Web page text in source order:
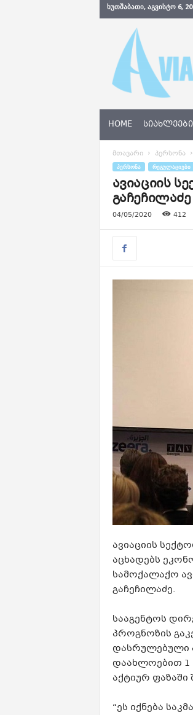
ᲮᲣᲗᲨᲐᲑᲐᲗᲘ, ᲐᲒᲕᲘᲡᲢᲝ 6,
N
w
s
e
HOME ᲡᲘᲐᲮᲚᲔᲔᲑᲘ
მთავარი პერსონა
ᲞᲔᲠᲡᲝᲜᲐ ᲠᲔᲒᲣᲚᲐᲪᲘᲔᲑᲘ
ავიაციის
გაჩეჩილაძე
04/05/2020 412
ავიაციის
აცხადებს
სამოქალაქო
გაჩეჩილაძე.
სააგენტოს
პროგნოზის
დასრულებული
დაახლოებით 1
აქტიურ ფაზაში
“ეს იქნება